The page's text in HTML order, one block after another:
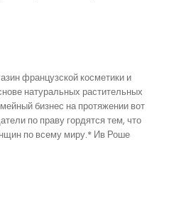
французской косметики и
натуральных растительных
бизнес на протяжении вот
по праву гордятся тем, что
по всему миру.* Ив Роше